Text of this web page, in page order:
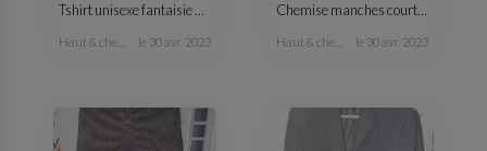
Tshirt unisexe fantaisie M/L
haut & chemise le 30 avr. 2023
Chemise manches courtes H vert
haut & chemise le 30 avr. 2023